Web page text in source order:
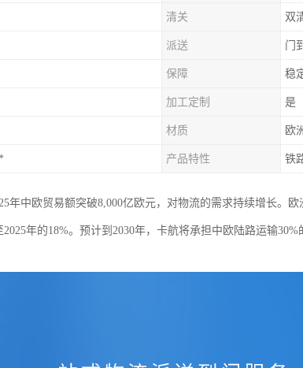
清关 双
派送 门
保障 稳
加工定制 是
材质 欧
产品特性 铁
年中欧贸易额突破8,000亿欧元，对物流的需求持续增长。
年的18%。预计到2030年，卡航将承担中欧陆路运输